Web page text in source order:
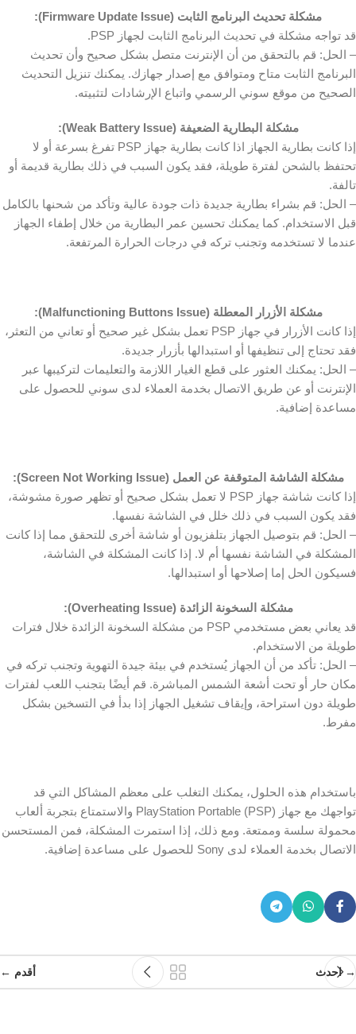
مشكلة تحديث البرنامج الثابت (Firmware Update Issue):
قد تواجه مشكلة في تحديث البرنامج الثابت لجهاز PSP.
– الحل: قم بالتحقق من أن الإنترنت متصل بشكل صحيح وأن تحديث
البرنامج الثابت متاح ومتوافق مع إصدار جهازك. يمكنك تنزيل التحديث
الصحيح من موقع سوني الرسمي واتباع الإرشادات لتثبيته.
مشكلة البطارية الضعيفة (Weak Battery Issue):
إذا كانت بطارية الجهاز اذا كانت بطارية جهاز PSP تفرغ بسرعة أو لا
تحتفظ بالشحن لفترة طويلة، فقد يكون السبب في ذلك بطارية قديمة أو
تالفة.
– الحل: قم بشراء بطارية جديدة ذات جودة عالية وتأكد من شحنها بالكامل
قبل الاستخدام. كما يمكنك تحسين عمر البطارية من خلال إطفاء الجهاز
عندما لا تستخدمه وتجنب تركه في درجات الحرارة المرتفعة.
مشكلة الأزرار المعطلة (Malfunctioning Buttons Issue):
إذا كانت الأزرار في جهاز PSP تعمل بشكل غير صحيح أو تعاني من التعثر،
فقد تحتاج إلى تنظيفها أو استبدالها بأزرار جديدة.
– الحل: يمكنك العثور على قطع الغيار اللازمة والتعليمات لتركيبها عبر
الإنترنت أو عن طريق الاتصال بخدمة العملاء لدى سوني للحصول على
مساعدة إضافية.
مشكلة الشاشة المتوقفة عن العمل (Screen Not Working Issue):
إذا كانت شاشة جهاز PSP لا تعمل بشكل صحيح أو تظهر صورة مشوشة،
فقد يكون السبب في ذلك خلل في الشاشة نفسها.
– الحل: قم بتوصيل الجهاز بتلفزيون أو شاشة أخرى للتحقق مما إذا كانت
المشكلة في الشاشة نفسها أم لا. إذا كانت المشكلة في الشاشة،
فسيكون الحل إما إصلاحها أو استبدالها.
مشكلة السخونة الزائدة (Overheating Issue):
قد يعاني بعض مستخدمي PSP من مشكلة السخونة الزائدة خلال فترات
طويلة من الاستخدام.
– الحل: تأكد من أن الجهاز يُستخدم في بيئة جيدة التهوية وتجنب تركه في
مكان حار أو تحت أشعة الشمس المباشرة. قم أيضًا بتجنب اللعب لفترات
طويلة دون استراحة، وإيقاف تشغيل الجهاز إذا بدأ في التسخين بشكل
مفرط.
باستخدام هذه الحلول، يمكنك التغلب على معظم المشاكل التي قد
تواجهك مع جهاز PlayStation Portable (PSP) والاستمتاع بتجربة ألعاب
محمولة سلسة وممتعة. ومع ذلك، إذا استمرت المشكلة، فمن المستحسن
الاتصال بخدمة العملاء لدى Sony للحصول على مساعدة إضافية.
→ احدث أقدم ←